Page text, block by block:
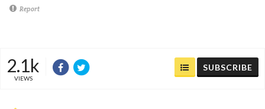
Report
2.1k
VIEWS
SUBSCRIBE